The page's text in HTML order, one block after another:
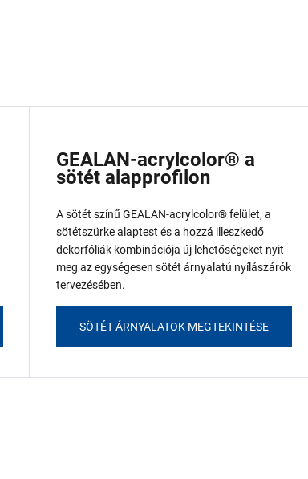
GEALAN-acrylcolor® a
sötét alapprofilon
A sötét színű GEALAN-acrylcolor® felület, a
sötétszürke alaptest és a hozzá illeszkedő
dekorfóliák kombinációja új lehetőségeket nyit
meg az egységesen sötét árnyalatú nyílászárók
tervezésében.
SÖTÉT ÁRNYALATOK MEGTEKINTÉSE